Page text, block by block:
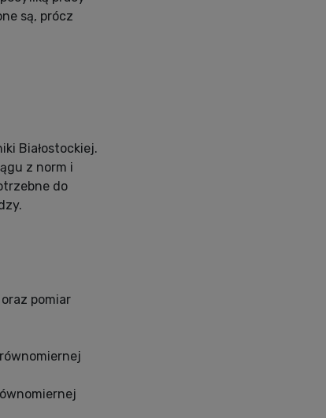
są, prócz
Białostockiej.
z norm i
do
pomiar